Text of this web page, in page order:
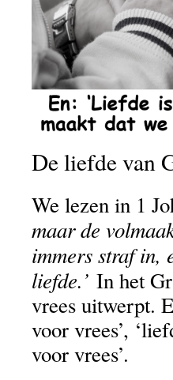
De liefde van
We lezen in 1
maar de
immers straf in,
liefde.’ In het
vrees uitwerpt.
voor vrees’,
voor vrees’.